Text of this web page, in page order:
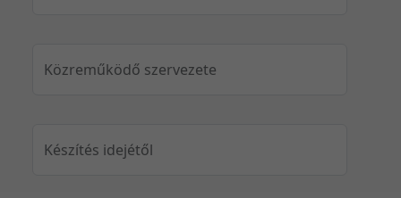
Közreműködő szervezete
Készítés idejétől